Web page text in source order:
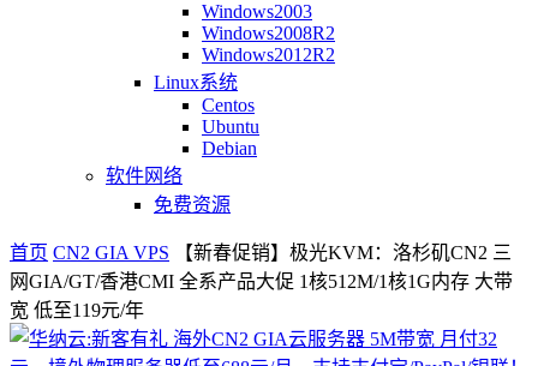
Windows2003
Windows2008R2
Windows2012R2
Linux系统
Centos
Ubuntu
Debian
软件网络
免费资源
首页 CN2 GIA VPS
【新春促销】极光KVM：洛杉矶CN2 三
网GIA/GT/香港CMI 全系产品大促 1核512M/1核1G内存 大带
宽 低至119元/年